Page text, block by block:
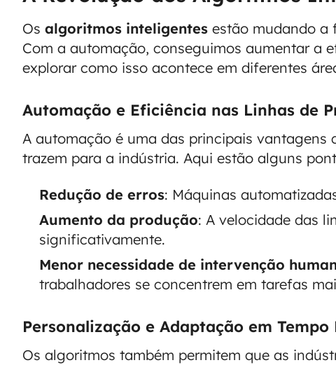
Os algoritmos inteligentes estão mudando a
Com a automação, conseguimos aumentar a
explorar como isso acontece em diferentes
Automação e Eficiência nas Linhas de
A automação é uma das principais vantagens
trazem para a indústria. Aqui estão alguns
Redução de erros: Máquinas
Aumento da produção: A velocidade das
significativamente.
Menor necessidade de intervenção
trabalhadores se concentrem em tarefas
Personalização e Adaptação em Tempo
Os algoritmos também permitem que as